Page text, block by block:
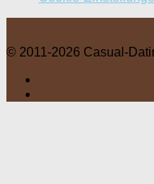
© 2011-2026 Casual-